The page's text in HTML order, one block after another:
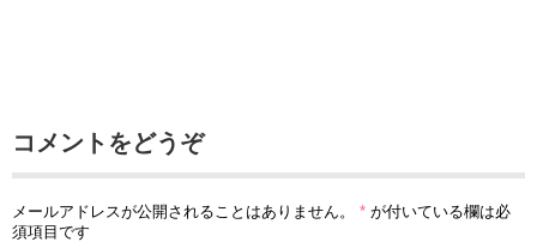
コメントをどうぞ
メールアドレスが公開されることはありません。 * が付いている欄は必
須項目です